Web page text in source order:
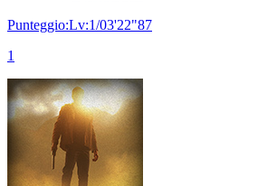
Punteggio:Lv:1/03'22"87
1